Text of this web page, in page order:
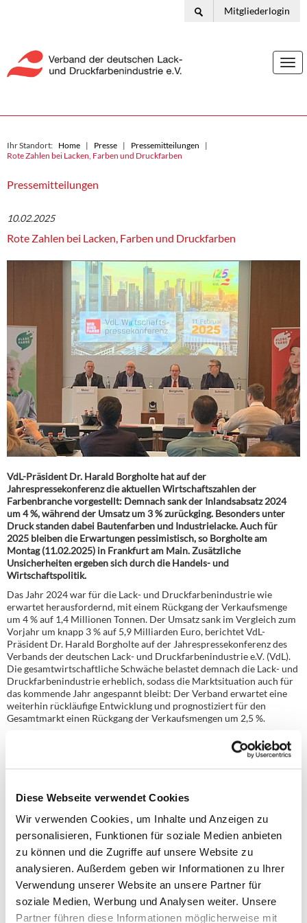
Diese Webseite verwendet Cookies
Wir verwenden Cookies, um Inhalte und Anzeigen zu
personalisieren, Funktionen für soziale Medien anbieten
zu können und die Zugriffe auf unsere Website zu
analysieren. Außerdem geben wir Informationen zu Ihrer
Verwendung unserer Website an unsere Partner für
soziale Medien, Werbung und Analysen weiter. Unsere
Partner führen diese Informationen möglicherweise mit
Mitgliederlogin
Ihr Standort: Home Presse
Pressemitteilungen
Rote Zahlen bei Lacken, Farben und Druckfarben
Pressemitteilungen
10.02.2025
Rote Zahlen bei Lacken, Farben und Druckfarben
VdL-Präsident Dr. Harald Borgholte hat auf der
Jahrespressekonferenz die aktuellen Wirtschaftszahlen der
Farbenbranche vorgestellt: Demnach sank der Inlandsabsatz 2024
um 4 %, während der Umsatz um 3 % zurückging. Besonders unter
Druck standen dabei Bautenfarben und Industrielacke. Auch für
2025 bleiben die Erwartungen pessimistisch, so Borgholte am
Montag (11.02.2025) in Frankfurt am Main. Zusätzliche
Unsicherheiten ergeben sich durch die Handels- und
Wirtschaftspolitik.
Das Jahr 2024 war für die Lack- und Druckfarbenindustrie wie
erwartet herausfordernd, mit einem Rückgang der Verkaufsmenge
um 4 % auf 1,4 Millionen Tonnen. Der Umsatz sank im Vergleich zum
Vorjahr um knapp 3 % auf 5,9 Milliarden Euro, berichtet VdL-
Präsident Dr. Harald Borgholte auf der Jahrespressekonferenz des
Verbands der deutschen Lack- und Druckfarbenindustrie e.V. (VdL).
Die gesamtwirtschaftliche Schwäche belastet demnach die Lack- und
Druckfarbenindustrie erheblich, sodass die Marktsituation auch für
das kommende Jahr angespannt bleibt: Der Verband erwartet eine
weiterhin rückläufige Entwicklung und prognostiziert für den
Gesamtmarkt einen Rückgang der Verkaufsmengen um 2,5 %.
Der vielfältige Sektor der Industrielacke ist besonders von der
Schwäche des verarbeitenden Gewerbes belastet. Die wichtigste
Automobilserie mit einem Umsatz von 600 Millionen Euro. Es folgten
Bereich Metallerzeugnisse mit 390 Millionen Euro. Die
Inlandsnachfrage ist hier 2024 um 3 % geschrumpft. Ursächlich sind
die Rückgänge im Bereich Möbel und Holz und in der allgemeinen
Industrie. Möbel- und Holzlacke verzeichneten im vergangenen Jahr
einen Nachfragerückgang von 7 %, während die allgemeine Industrie
einen Rückgang von 5 % hinnehmen musste, berichtet Borgholte. Für
2025 erwartet der VdL einen Nachfragerückgang von 1 %. Allein der
Bereich Korrosionsschutzbeschichtungsstoffe zeigt sich, veranlasst
durch staatlich finanzierte Straßen- und Energieprojekte, stabil und